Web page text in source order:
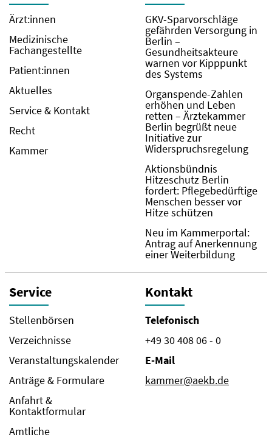
Ärzt:innen
Medizinische
Fachangestellte
Patient:innen
Aktuelles
Service & Kontakt
Recht
Kammer
GKV-Sparvorschläge
gefährden Versorgung in
Berlin –
Gesundheitsakteure
warnen vor Kipppunkt
des Systems
Organspende-Zahlen
erhöhen und Leben
retten – Ärztekammer
Berlin begrüßt neue
Initiative zur
Widerspruchsregelung
Aktionsbündnis
Hitzeschutz Berlin
fordert: Pflegebedürftige
Menschen besser vor
Hitze schützen
Neu im Kammerportal:
Antrag auf Anerkennung
einer Weiterbildung
Service
Stellenbörsen
Verzeichnisse
Veranstaltungskalender
Anträge & Formulare
Anfahrt &
Kontaktformular
Amtliche
Kontakt
Telefonisch
+49 30 408 06 - 0
E-Mail
kammer@aekb.de